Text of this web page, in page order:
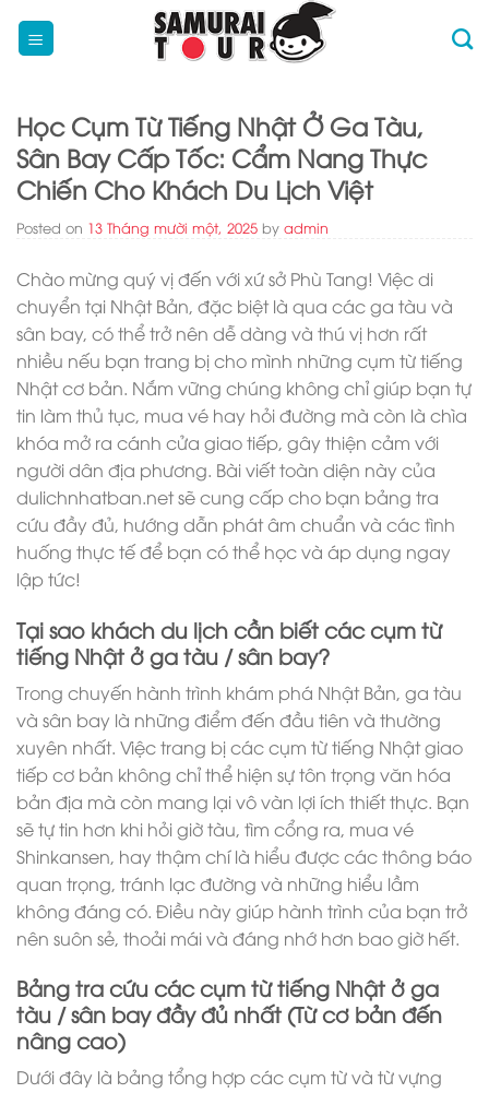
Học Cụm Từ Tiếng Nhật Ở Ga Tàu,
Sân Bay Cấp Tốc: Cẩm Nang Thực
Chiến Cho Khách Du Lịch Việt
Posted on 13 Tháng mười một, 2025 by admin
Chào mừng quý vị đến với xứ sở Phù Tang! Việc di
chuyển tại Nhật Bản, đặc biệt là qua các ga tàu và
sân bay, có thể trở nên dễ dàng và thú vị hơn rất
nhiều nếu bạn trang bị cho mình những cụm từ tiếng
Nhật cơ bản. Nắm vững chúng không chỉ giúp bạn tự
tin làm thủ tục, mua vé hay hỏi đường mà còn là chìa
khóa mở ra cánh cửa giao tiếp, gây thiện cảm với
người dân địa phương. Bài viết toàn diện này của
dulichnhatban.net sẽ cung cấp cho bạn bảng tra
cứu đầy đủ, hướng dẫn phát âm chuẩn và các tình
huống thực tế để bạn có thể học và áp dụng ngay
lập tức!
Tại sao khách du lịch cần biết các cụm từ
tiếng Nhật ở ga tàu / sân bay?
Trong chuyến hành trình khám phá Nhật Bản, ga tàu
và sân bay là những điểm đến đầu tiên và thường
xuyên nhất. Việc trang bị các cụm từ tiếng Nhật giao
tiếp cơ bản không chỉ thể hiện sự tôn trọng văn hóa
bản địa mà còn mang lại vô vàn lợi ích thiết thực. Bạn
sẽ tự tin hơn khi hỏi giờ tàu, tìm cổng ra, mua vé
Shinkansen, hay thậm chí là hiểu được các thông báo
quan trọng, tránh lạc đường và những hiểu lầm
không đáng có. Điều này giúp hành trình của bạn trở
nên suôn sẻ, thoải mái và đáng nhớ hơn bao giờ hết.
Bảng tra cứu các cụm từ tiếng Nhật ở ga
tàu / sân bay đầy đủ nhất (Từ cơ bản đến
nâng cao)
Dưới đây là bảng tổng hợp các cụm từ và từ vựng